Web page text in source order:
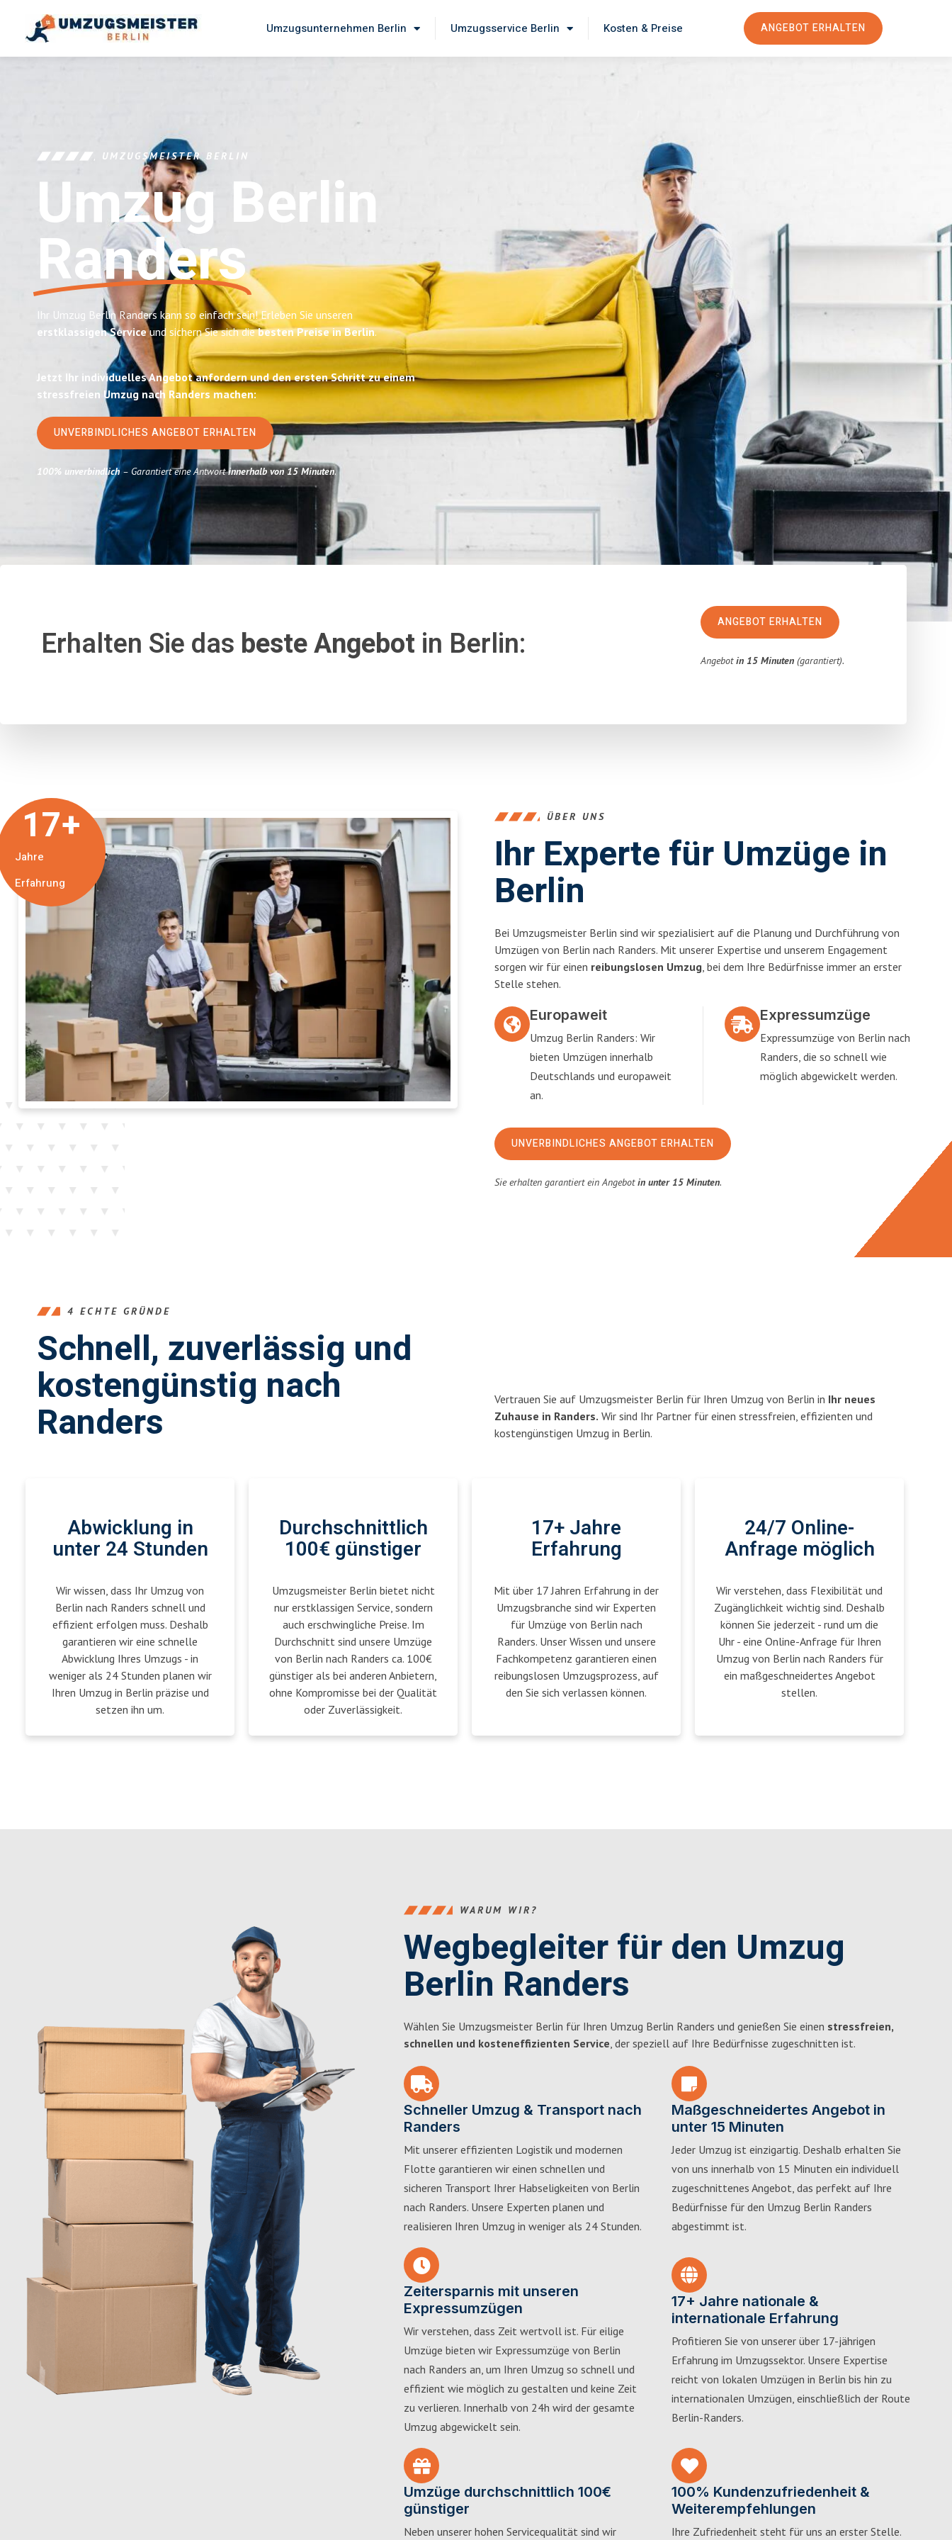
Umzugsunternehmen Berlin Umzugsservice Berlin Kosten & Preise ANGEBOT ERHALTEN
UMZUGSMEISTER BERLIN
Umzug Berlin
Randers
Ihr Umzug Berlin Randers kann so einfach sein! Erleben Sie unseren
erstklassigen Serviceund sichern Sie sich diebesten Preise in Berlin.
Jetzt Ihr individuelles Angebot anfordern und den ersten Schritt zu einem
stressfreien Umzug nach Randers machen:
UNVERBINDLICHES ANGEBOT ERHALTEN
100% unverbindlich– Garantiert eine Antwortinnerhalb von 15 Minuten.
Erhalten Sie das beste Angebot in Berlin:
ANGEBOT ERHALTEN
Angebotin 15 Minuten (garantiert).
Jahre
Erfahrung
17+ ÜBER UNS
Ihr Experte für Umzüge in
Berlin
Bei Umzugsmeister Berlin sind wir spezialisiert auf die Planung und Durchführung von
Umzügen von Berlin nach Randers. Mit unserer Expertise und unserem Engagement
sorgen wir für einen reibungslosen Umzug, bei dem Ihre Bedürfnisse immer an erster
Stelle stehen.
Europaweit
Umzug Berlin Randers: Wir
bieten Umzügen innerhalb
Deutschlands und europaweit
an.
Expressumzüge
Expressumzüge von Berlin nach
Randers, die so schnell wie
möglich abgewickelt werden.
UNVERBINDLICHES ANGEBOT ERHALTEN
Sie erhalten garantiert ein Angebotin unter 15 Minuten.
4 ECHTE GRÜNDE
Schnell, zuverlässig und
kostengünstig nach
Randers Vertrauen Sie auf Umzugsmeister Berlin für Ihren Umzug von Berlin in Ihr neues
Zuhause in Randers. Wir sind Ihr Partner für einen stressfreien, effizienten und
kostengünstigen Umzug in Berlin.
Abwicklung in
unter 24 Stunden
Wir wissen, dass Ihr Umzug von
Berlin nach Randers schnell und
effizient erfolgen muss. Deshalb
garantieren wir eine schnelle
Abwicklung Ihres Umzugs - in
weniger als 24 Stunden planen wir
Ihren Umzug in Berlin präzise und
setzen ihn um.
Durchschnittlich
100€ günstiger
Umzugsmeister Berlin bietet nicht
nur erstklassigen Service, sondern
auch erschwingliche Preise. Im
Durchschnitt sind unsere Umzüge
von Berlin nach Randers ca. 100€
günstiger als bei anderen Anbietern,
ohne Kompromisse bei der Qualität
oder Zuverlässigkeit.
17+ Jahre
Erfahrung
Mit über 17 Jahren Erfahrung in der
Umzugsbranche sind wir Experten
für Umzüge von Berlin nach
Randers. Unser Wissen und unsere
Fachkompetenz garantieren einen
reibungslosen Umzugsprozess, auf
den Sie sich verlassen können.
24/7 Online-
Anfrage möglich
Wir verstehen, dass Flexibilität und
Zugänglichkeit wichtig sind. Deshalb
können Sie jederzeit - rund um die
Uhr - eine Online-Anfrage für Ihren
Umzug von Berlin nach Randers für
ein maßgeschneidertes Angebot
stellen.
WARUM WIR?
Wegbegleiter für den Umzug
Berlin Randers
Wählen Sie Umzugsmeister Berlin für Ihren Umzug Berlin Randers und genießen Sie einen stressfreien,
schnellen und kosteneffizienten Service, der speziell auf Ihre Bedürfnisse zugeschnitten ist.
Schneller Umzug & Transport nach
Randers
Mit unserer effizienten Logistik und modernen
Flotte garantieren wir einen schnellen und
sicheren Transport Ihrer Habseligkeiten von Berlin
nach Randers. Unsere Experten planen und
realisieren Ihren Umzug in weniger als 24 Stunden.
Maßgeschneidertes Angebot in
unter 15 Minuten
Jeder Umzug ist einzigartig. Deshalb erhalten Sie
von uns innerhalb von 15 Minuten ein individuell
zugeschnittenes Angebot, das perfekt auf Ihre
Bedürfnisse für den Umzug Berlin Randers
abgestimmt ist.
Zeitersparnis mit unseren
Expressumzügen
Wir verstehen, dass Zeit wertvoll ist. Für eilige
Umzüge bieten wir Expressumzüge von Berlin
nach Randers an, um Ihren Umzug so schnell und
effizient wie möglich zu gestalten und keine Zeit
zu verlieren. Innerhalb von 24h wird der gesamte
Umzug abgewickelt sein.
17+ Jahre nationale &
internationale Erfahrung
Profitieren Sie von unserer über 17-jährigen
Erfahrung im Umzugssektor. Unsere Expertise
reicht von lokalen Umzügen in Berlin bis hin zu
internationalen Umzügen, einschließlich der Route
Berlin-Randers.
Umzüge durchschnittlich 100€
günstiger
Neben unserer hohen Servicequalität sind wir
100% Kundenzufriedenheit &
Weiterempfehlungen
Ihre Zufriedenheit steht für uns an erster Stelle.